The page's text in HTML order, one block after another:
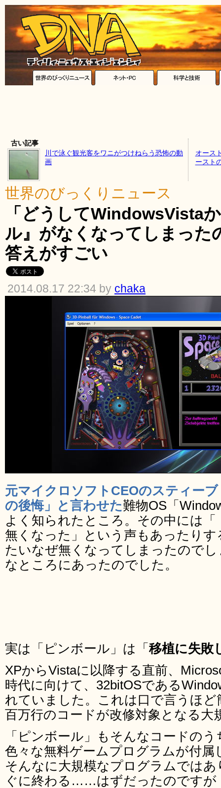
古い記事
川で泳ぐ観光客をワニがつけねらう恐怖の動
画
オース
ースト
世界のびっくりニュース
「どうしてWindowsVista
ル』がなくなってしまった
答えがすごい
2014.08.17 22:34 by chaka
元マイクロソフトCEOのスティー
の後悔」と言わせた難物OS「
よく知られたところ。その中には
無くなった」という声もあったり
たいなぜ無くなってしまったので
なところにあったのでした。
実は「ピンボール」は「 移植に失敗
XPからVistaに以降する直前、
時代に向けて、32bitOSである
れていました。これは口で言うほ
百万行のコードが改修対象となる大
「ピンボール」もそんなコードの
色々な無料ゲームプログラムが付
そんなに大規模なプログラムでは
ぐに終わる……はずだったのですが